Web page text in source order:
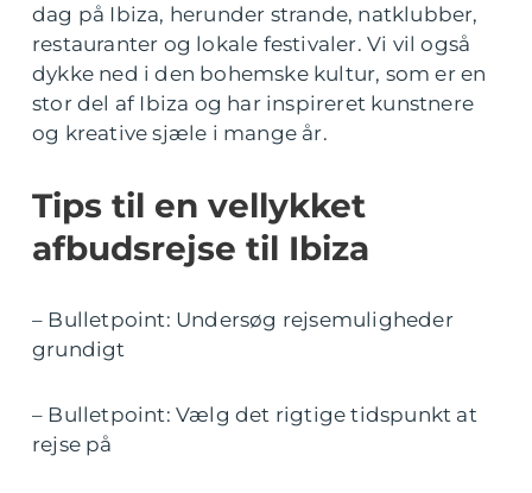
dag på Ibiza, herunder strande, natklubber,
restauranter og lokale festivaler. Vi vil også
dykke ned i den bohemske kultur, som er en
stor del af Ibiza og har inspireret kunstnere
og kreative sjæle i mange år.
Tips til en vellykket
afbudsrejse til Ibiza
– Bulletpoint: Undersøg rejsemuligheder
grundigt
– Bulletpoint: Vælg det rigtige tidspunkt at
rejse på